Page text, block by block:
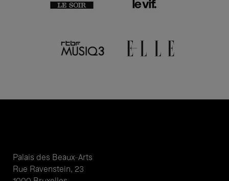
Palais des Beaux-Arts
Rue Ravenstein, 23